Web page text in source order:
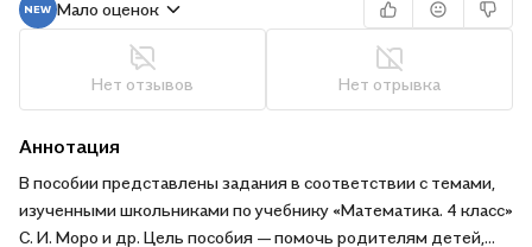
Мало оценок
Нет отзывов Нет отрывка
Аннотация
В пособии представлены задания в соответствии с темами,
изученными школьниками по учебнику «Математика. 4 класс»
С. И. Моро и др. Цель пособия — помочь родителям детей,